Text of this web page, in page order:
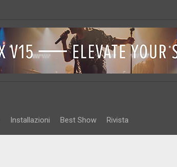
Installazioni Best Show Rivista